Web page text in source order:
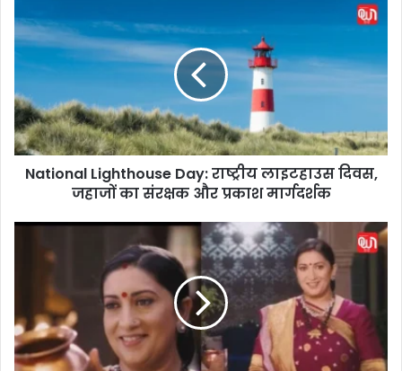
a
t
n
a
l
L
t
e
D
a
National Lighthouse Day: राष्ट्रीय लाइटहाउस दिवस,
जहाजों का संरक्षक और प्रकाश मार्गदर्शक
i
S
a